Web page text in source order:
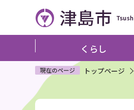
ペ
ジ
くらし
現在のページ トップページ